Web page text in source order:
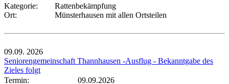
Kategorie:
Rattenbekämpfung
Ort:
Münsterhausen mit allen Ortsteilen
09.09. 2026
Seniorengemeinschaft Thannhausen -Ausflug - Bekanntgabe des
Zieles folgt
Termin:
09.09.2026